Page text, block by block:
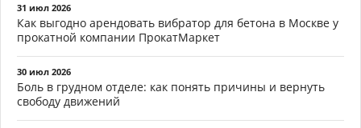
31 июл 2026
Как выгодно арендовать вибратор для бетона в Москве у
прокатной компании ПрокатМаркет
30 июл 2026
Боль в грудном отделе: как понять причины и вернуть
свободу движений